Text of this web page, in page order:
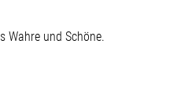
Wahre und Schöne.